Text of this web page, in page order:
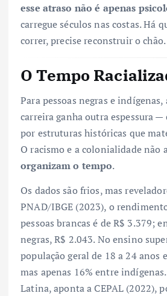
esse atraso não é apenas
carregue séculos nas costas. Há
correr, precise reconstruir o chão.
O Tempo
Para pessoas negras e
carreira ganha outra espessura —
por estruturas históricas que
O racismo e a colonialidade não
organizam o tempo.
Os dados são frios, mas
PNAD/IBGE (2023), o
pessoas brancas é de R$ 3.379;
negras, R$ 2.043. No ensino
população geral de 18 a 24 anos
mas apenas 16% entre
Latina, aponta a CEPAL (2022),